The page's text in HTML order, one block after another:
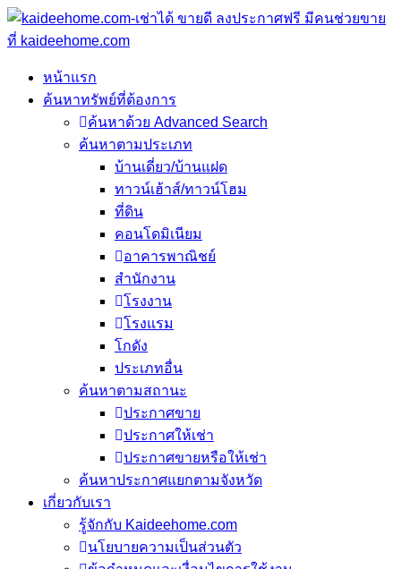
หน้าแรก
ค้นหาทรัพย์ที่ต้องการ
ค้นหาด้วย Advanced Search
ค้นหาตามประเภท
บ้านเดี่ยว/บ้านแฝด
ทาวน์เฮ้าส์/ทาวน์โฮม
ที่ดิน
คอนโดมิเนียม
อาคารพาณิชย์
สำนักงาน
โรงงาน
โรงแรม
โกดัง
ประเภทอื่น
ค้นหาตามสถานะ
ประกาศขาย
ประกาศให้เช่า
ประกาศขายหรือให้เช่า
ค้นหาประกาศแยกตามจังหวัด
เกี่ยวกับเรา
รู้จักกับ Kaideehome.com
นโยบายความเป็นส่วนตัว